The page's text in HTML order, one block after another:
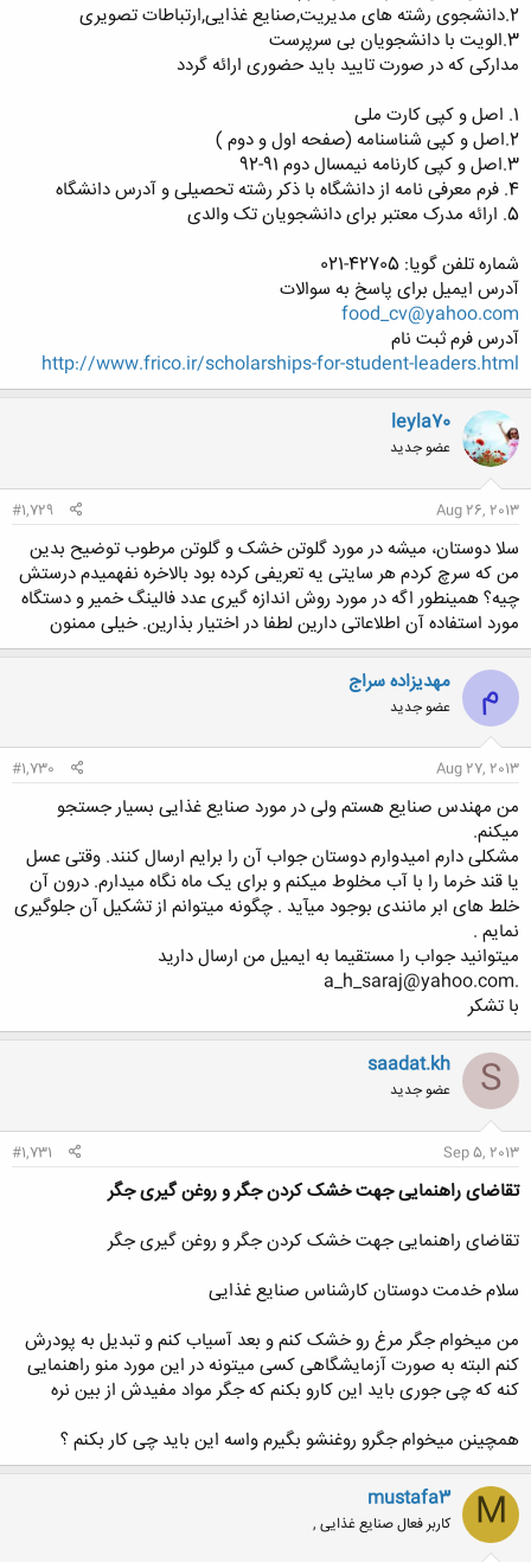
2.دانشجوی رشته های مدیریت,صنایع غذایی,ارتباطات تصویری
3.الویت با دانشجویان بی سرپرست
مدارکی که در صورت تایید باید حضوری ارائه گردد
1. اصل و کپی کارت ملی
2.اصل و کپی شناسنامه (صفحه اول و دوم )
3.اصل و کپی کارنامه نیمسال دوم 91-92
4. فرم معرفی نامه از دانشگاه با ذکر رشته تحصیلی و آدرس دانشگاه
5. ارائه مدرک معتبر برای دانشجویان تک والدی
شماره تلفن گویا: 42705-021
آدرس ایمیل برای پاسخ به سوالات
food_cv@yahoo.com
آدرس فرم ثبت نام
http://www.frico.ir/scholarships-for-student-leaders.html
leyla70
عضو جدید
Aug 26, 2013
#1,729
سلا دوستان، میشه در مورد گلوتن خشک و گلوتن مرطوب توضیح بدین
من که سرچ کردم هر سایتی یه تعریفی کرده بود بالاخره نفهمیدم درستش
چیه؟ همینطور اگه در مورد روش اندازه گیری عدد فالینگ خمیر و دستگاه
مورد استفاده آن اطلاعاتی دارین لطفا در اختیار بذارین. خیلی ممنون
م مهدیزاده سراج
عضو جدید
Aug 27, 2013
#1,730
من مهندس صنایع هستم ولی در مورد صنایع غذایی بسیار جستجو
میکنم.
مشکلی دارم امیدوارم دوستان جواب آن را برایم ارسال کنند. وقتی عسل
یا قند خرما را با آب مخلوط میکنم و برای یک ماه نگاه میدارم. درون آن
خلط های ابر مانندی بوجود میآید . چگونه میتوانم از تشکیل آن جلوگیری
نمایم .
میتوانید جواب را مستقیما به ایمیل من ارسال دارید
.a_h_saraj@yahoo.com
با تشکر
S
saadat.kh
عضو جدید
Sep 5, 2013
#1,731
تقاضای راهنمایی جهت خشک کردن جگر و روغن گیری جگر
تقاضای راهنمایی جهت خشک کردن جگر و روغن گیری جگر
سلام خدمت دوستان کارشناس صنایع غذایی
من میخوام جگر مرغ رو خشک کنم و بعد آسیاب کنم و تبدیل به پودرش
کنم البته به صورت آزمایشگاهی کسی میتونه در این مورد منو راهنمایی
کنه که چی جوری باید این کارو بکنم که جگر مواد مفیدش از بین نره
همچینن میخوام جگرو روغنشو بگیرم واسه این باید چی کار بکنم ؟
M
mustafa3
کاربر فعال صنایع غذایی ,